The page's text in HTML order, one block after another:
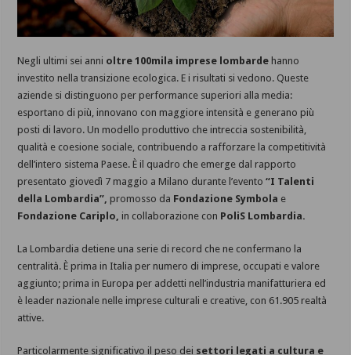
Negli ultimi sei anni oltre 100mila imprese lombarde hanno
investito nella transizione ecologica. E i risultati si vedono. Queste
aziende si distinguono per performance superiori alla media:
esportano di più, innovano con maggiore intensità e generano più
posti di lavoro. Un modello produttivo che intreccia sostenibilità,
qualità e coesione sociale, contribuendo a rafforzare la competitività
dell’intero sistema Paese. È il quadro che emerge dal rapporto
presentato giovedì 7 maggio a Milano durante l’evento“I Talenti
della Lombardia”, promosso da Fondazione Symbola e
Fondazione Cariplo, in collaborazione con PoliS Lombardia.
La Lombardia detiene una serie di record che ne confermano la
centralità. È prima in Italia per numero di imprese, occupati e valore
aggiunto; prima in Europa per addetti nell’industria manifatturiera ed
è leader nazionale nelle imprese culturali e creative, con 61.905 realtà
attive.
Particolarmente significativo il peso dei settori legati a cultura e